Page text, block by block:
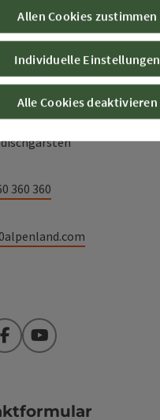
Tourismus GmbH
360 360
FacebookYouTube
Alle Cookies deaktivieren
Individuelle Einstellungen
Allen Cookies zustimmen